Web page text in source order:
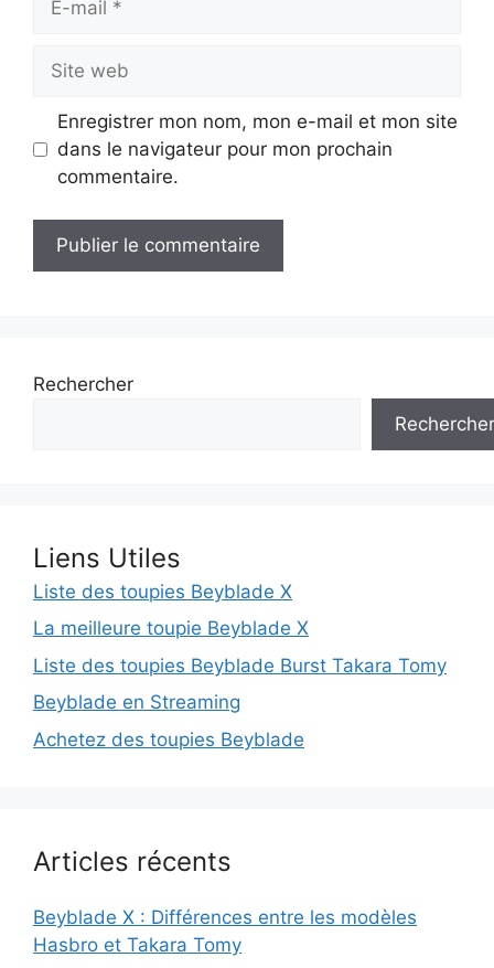
Site
web
Enregistrer mon nom, mon e-mail et mon site
dans le navigateur pour mon prochain
commentaire.
Rechercher
Rechercher
Liens Utiles
Liste des toupies Beyblade X
La meilleure toupie Beyblade X
Liste des toupies Beyblade Burst Takara Tomy
Beyblade en Streaming
Achetez des toupies Beyblade
Articles récents
Beyblade X : Différences entre les modèles
Hasbro et Takara Tomy